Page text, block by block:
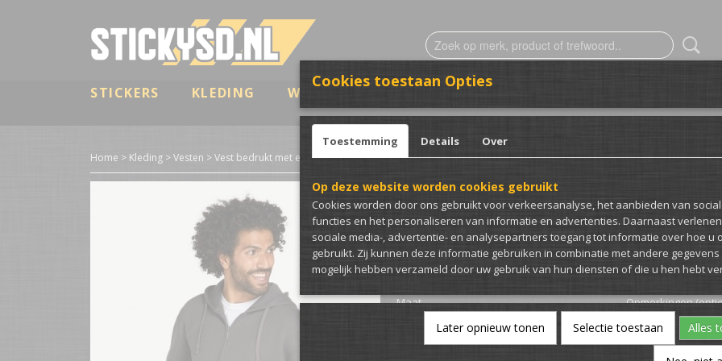
STICKERS KLEDING WRAP & BESTICKERING
Home > Kleding >Vesten >Vest bedrukt met eigen bedrukking
Vest bedrukt met
bedrukking
€ 42,50 (inclusief btw 21%)
Maat Opmerkingen
Kleur Vest
Cookies toestaan Opties
Toestemming Details Over
Op deze website worden cookies gebruikt
Cookies worden door ons gebruikt voor verkeersanalyse, het aanbieden van
functies en het personaliseren van informatie en advertenties. Daarnaast
sociale media-, advertentie- en analysepartners toegang tot informatie over hoe u
gebruikt. Zij kunnen deze informatie gebruiken in combinatie met andere gegevens
mogelijk hebben verzameld door uw gebruik van hun diensten of die u hen hebt
Later opnieuw tonen Selectie toestaan Alles